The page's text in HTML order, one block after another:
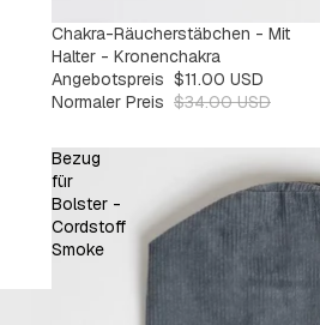
SALE
-67%
Chakra-Räucherstäbchen - Mit
Halter - Kronenchakra
Angebotspreis $11.00 USD
Normaler Preis $34.00 USD
Bezug
für
Bolster -
Cordstoff
Smoke